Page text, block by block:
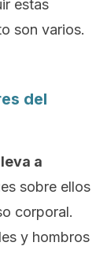
estas
son varios.
del
a
sobre ellos
corporal.
y hombros